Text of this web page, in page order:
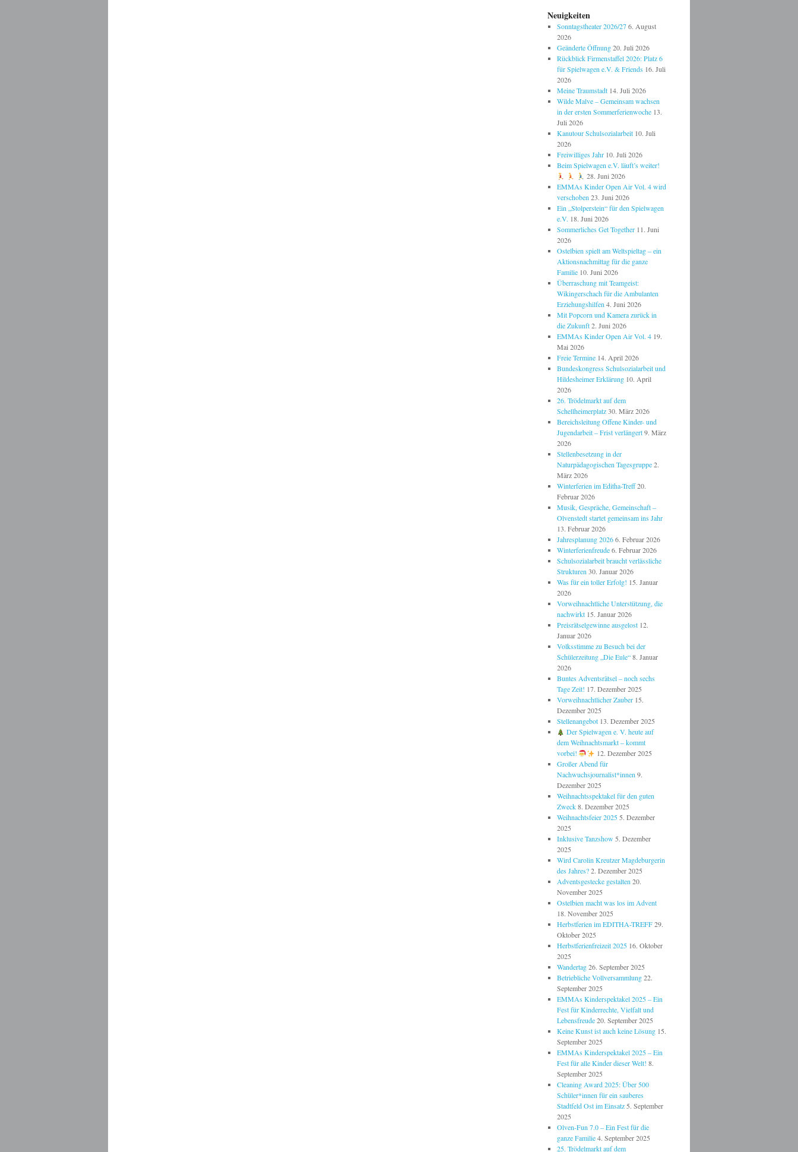
Neuigkeiten
Sonntagstheater 2026/27 6. August
2026
Geänderte Öffnung 20. Juli 2026
Rückblick Firmenstaffel 2026: Platz 6
für Spielwagen e.V. & Friends 16. Juli
2026
Meine Traumstadt 14. Juli 2026
Wilde Malve – Gemeinsam wachsen
in der ersten Sommerferienwoche 13.
Juli 2026
Kanutour Schulsozialarbeit 10. Juli
2026
Freiwilliges Jahr 10. Juli 2026
Beim Spielwagen e.V. läuft’s weiter!
28. Juni 2026
EMMAs Kinder Open Air Vol. 4 wird
verschoben 23. Juni 2026
Ein „Stolperstein“ für den Spielwagen
e.V. 18. Juni 2026
Sommerliches Get Together 11. Juni
2026
Ostelbien spielt am Weltspieltag – ein
Aktionsnachmittag für die ganze
Familie 10. Juni 2026
Überraschung mit Teamgeist:
Wikingerschach für die Ambulanten
Erziehungshilfen 4. Juni 2026
Mit Popcorn und Kamera zurück in
die Zukunft 2. Juni 2026
EMMAs Kinder Open Air Vol. 4 19.
Mai 2026
Freie Termine 14. April 2026
Bundeskongress Schulsozialarbeit und
Hildesheimer Erklärung 10. April
2026
26. Trödelmarkt auf dem
Schellheimerplatz 30. März 2026
Bereichsleitung Offene Kinder- und
Jugendarbeit – Frist verlängert 9. März
2026
Stellenbesetzung in der
Naturpädagogischen Tagesgruppe 2.
März 2026
Winterferien im Editha-Treff 20.
Februar 2026
Musik, Gespräche, Gemeinschaft –
Olvenstedt startet gemeinsam ins Jahr
13. Februar 2026
Jahresplanung 2026 6. Februar 2026
Winterferienfreude 6. Februar 2026
Schulsozialarbeit braucht verlässliche
Strukturen 30. Januar 2026
Was für ein toller Erfolg! 15. Januar
2026
Vorweihnachtliche Unterstützung, die
nachwirkt 15. Januar 2026
Preisrätselgewinne ausgelost 12.
Januar 2026
Volksstimme zu Besuch bei der
Schülerzeitung „Die Eule“ 8. Januar
2026
Buntes Adventsrätsel – noch sechs
Tage Zeit! 17. Dezember 2025
Vorweihnachtlicher Zauber 15.
Dezember 2025
Stellenangebot 13. Dezember 2025
Der Spielwagen e. V. heute auf
dem Weihnachtsmarkt – kommt
vorbei!
12. Dezember 2025
Großer Abend für
Nachwuchsjournalist*innen 9.
Dezember 2025
Weihnachtsspektakel für den guten
Zweck 8. Dezember 2025
Weihnachtsfeier 2025 5. Dezember
2025
Inklusive Tanzshow 5. Dezember
2025
Wird Carolin Kreutzer Magdeburgerin
des Jahres? 2. Dezember 2025
Adventsgestecke gestalten 20.
November 2025
Ostelbien macht was los im Advent
18. November 2025
Herbstferien im EDITHA-TREFF 29.
Oktober 2025
Herbstferienfreizeit 2025 16. Oktober
2025
Wandertag 26. September 2025
Betriebliche Vollversammlung 22.
September 2025
EMMAs Kinderspektakel 2025 – Ein
Fest für Kinderrechte, Vielfalt und
Lebensfreude 20. September 2025
Keine Kunst ist auch keine Lösung 15.
September 2025
EMMAs Kinderspektakel 2025 – Ein
Fest für alle Kinder dieser Welt! 8.
September 2025
Cleaning Award 2025: Über 500
Schüler*innen für ein sauberes
Stadtfeld Ost im Einsatz 5. September
2025
Olven-Fun 7.0 – Ein Fest für die
ganze Familie 4. September 2025
25. Trödelmarkt auf dem